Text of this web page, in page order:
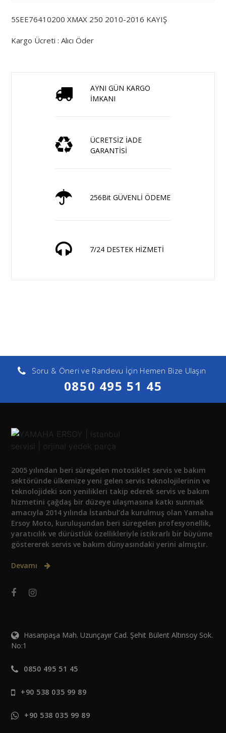
5SEE76410200 XMAX 250 2010-2016 KAYIŞ
Kargo Ücreti : Alıcı Öder
AYNI GÜN KARGO
İMKANI
ÜCRETSİZ İADE
GARANTİSİ
256Bit GÜVENLİ ÖDEME
7/24 DESTEK HİZMETİ
Soru & Öneri ve Randevu İçin Hemen Bize Ulaşın
0850 495 51 45
2005 yılından beri süregelen motosiklet servis ve bakım
sektöründe ülkemize yeni gelen servis teknolojilerinin ve
teknolojideki son yenilikleri takip ederek servis ve bakım
hizmetini çağdaş bir düzeye ulaşmasına katkı sunmak
amacıyla 2014 yılında İstanbul’da kurulmuş olan Yamaha
Ersoy Moto, kuruluşundan beri süregelen profesyonellik,
yaratıcılık ve dürüstlük özellikleriyle istikrarlı bir büyüme
göstererek servis ve bakım dünyasındaki yerini almıştır.
Devamı
Hasanpaşa Mah. Uzunçayır Cad. Şehit Bülent Altınsoy Sok.
No:1
0850 495 51 45
+90 538 035 99 89
+90 538 035 99 89